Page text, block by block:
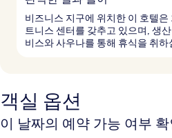
비즈니스 지구에 위치한 이 호텔은
트니스 센터를 갖추고 있으며, 생
비스와 사우나를 통해 휴식을 취하
객실 옵션
이 날짜의 예약 가능 여부 확